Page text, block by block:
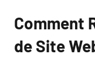
Comment
de Site